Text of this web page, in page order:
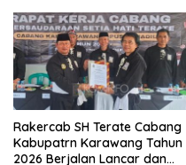
Rakercab SH Terate Cabang
Kabupatrn Karawang Tahun
2026 Berjalan Lancar dan